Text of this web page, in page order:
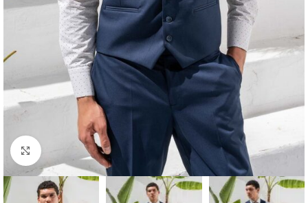
Κλικ για μεγέθυνση